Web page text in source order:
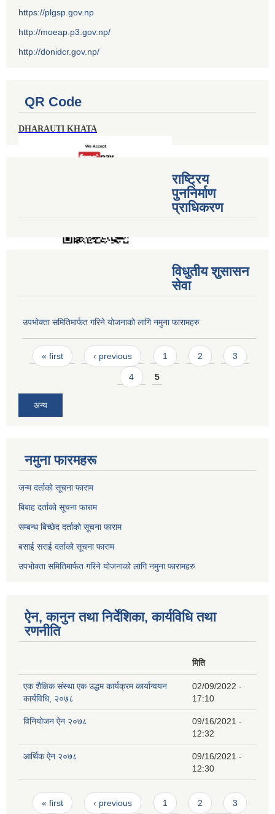
https://plgsp.gov.np
http://moeap.p3.gov.np/
http://donidcr.gov.np/
QR Code
DHARAUTI KHATA
राष्ट्रिय
पुननिर्माण
प्राधिकरण
विधुतीय शुसासन
सेवा
उपभोक्ता समितिमार्फत गरिने योजनाको लागि नमुना फारामहरु
Pages
« first ‹ previous 1 2 3
4 5
अन्य
नमुना फारमहरू
जन्म दर्ताको सूचना फाराम
बिबाह दर्ताको सूचना फाराम
सम्बन्ध बिच्छेद दर्ताको सूचना फाराम
बसाई सराई दर्ताको सूचना फाराम
उपभोक्ता समितिमार्फत गरिने योजनाको लागि नमुना फारामहरु
ऐन, कानुन तथा निर्देशिका, कार्यविधि तथा
रणनीति
मिति
एक शैक्षिक संस्था एक उद्धम कार्यक्रम कार्यान्वयन
कार्यविधि, २०७८
02/09/2022 -
17:10
विनियोजन ऐन २०७८
09/16/2021 -
12:32
आर्थिक ऐन २०७८
09/16/2021 -
12:30
Pages
« first ‹ previous 1 2 3